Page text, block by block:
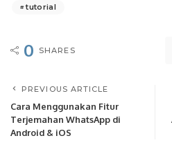
tutorial
0 SHARES
PREVIOUS ARTICLE
Cara Menggunakan Fitur
Terjemahan WhatsApp di
Android & iOS